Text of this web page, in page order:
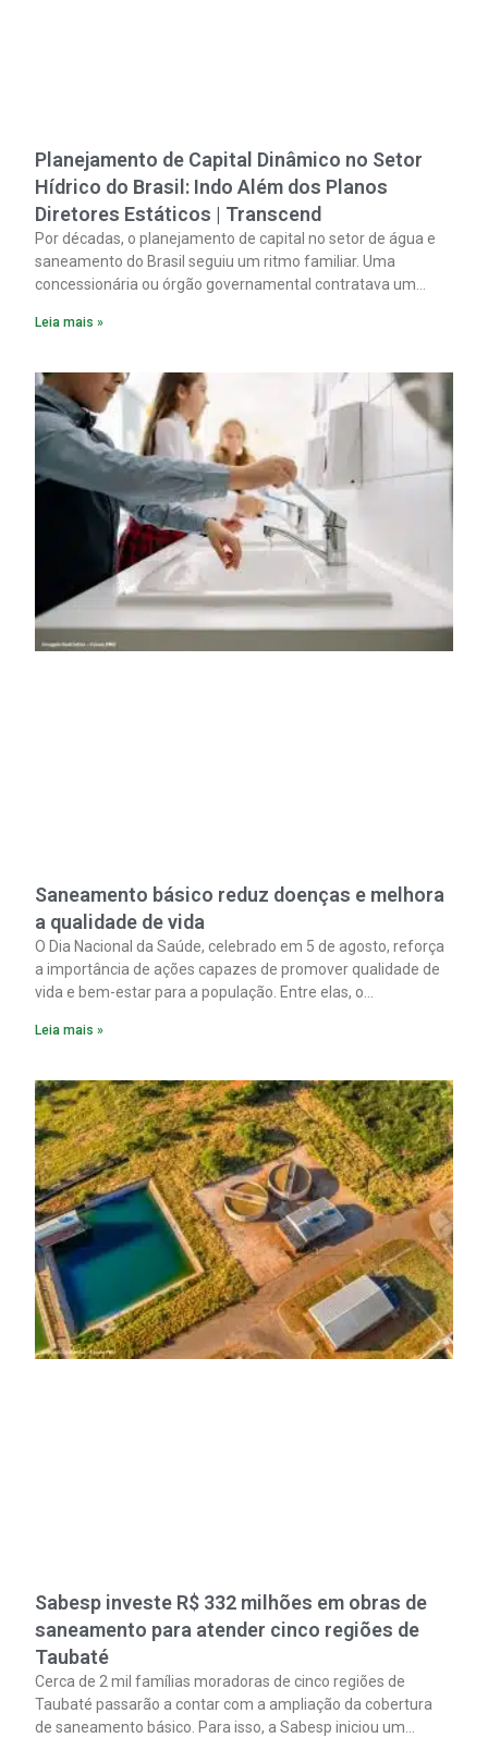
Planejamento de Capital Dinâmico no Setor
Hídrico do Brasil: Indo Além dos Planos
Diretores Estáticos | Transcend
Por décadas, o planejamento de capital no setor de água e
saneamento do Brasil seguiu um ritmo familiar. Uma
concessionária ou órgão governamental contratava um
Leia mais »
Saneamento básico reduz doenças e melhora
a qualidade de vida
O Dia Nacional da Saúde, celebrado em 5 de agosto, reforça
a importância de ações capazes de promover qualidade de
vida e bem-estar para a população. Entre elas, o
serviços de coleta e tratamento de esgoto contribui
melhora as condições de saúde pública.
Leia mais »
Sabesp investe R$ 332 milhões em obras de
saneamento para atender cinco regiões de
Taubaté
Cerca de 2 mil famílias moradoras de cinco regiões de
Taubaté passarão a contar com a ampliação da cobertura
de saneamento básico. Para isso, a Sabesp iniciou um